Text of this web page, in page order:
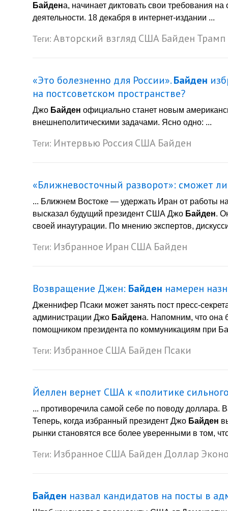
Байдена, начинает диктовать свои требования
деятельности. 18 декабря в интернет-издании ...
Теги: Авторский взгляд США Байден Трамп
«Это болезненно для России».Байден
на постсоветском пространстве?
Джо Байден официально станет новым
внешнеполитическими задачами. Ясно одно: ...
Теги: Интервью Россия США Байден
«Ближневосточный разворот»: сможет
... Ближнем Востоке — удержать Иран от работы
высказал будущий президент США Джо Байден.
своей инаугурации. По мнению экспертов,
Теги: Избранное Иран США Байден
Возвращение Джен: Байден намерен
Дженнифер Псаки может занять пост пресс-
администрации Джо Байдена. Напомним, что она
помощником президента по коммуникациям при
Теги: Избранное США Байден Псаки
Йеллен вернет США к «политике
... противоречила самой себе по поводу доллара.
Теперь, когда избранный президент Джо Байден
рынки становятся все более уверенными в том,
Теги: Избранное США Байден Доллар
Байден назвал кандидатов на посты в